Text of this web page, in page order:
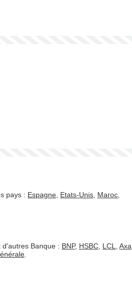
les CGV
pays : Espagne Etats-Unis Maroc
Banque : BNP, HSBC LCL
Axa